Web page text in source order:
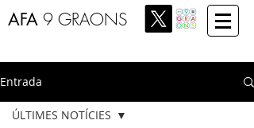
AFA 9 GRAONS
Entrada
ÚLTIMES NOTÍCIES